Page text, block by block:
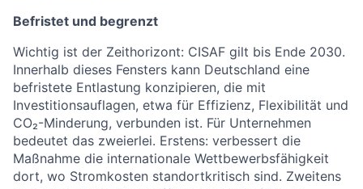
Befristet und begrenzt
Wichtig ist der Zeithorizont: CISAF gilt bis Ende 2030.
Innerhalb dieses Fensters kann Deutschland eine
befristete Entlastung konzipieren, die mit
Investitionsauflagen, etwa für Effizienz, Flexibilität und
CO₂-Minderung, verbunden ist. Für Unternehmen
bedeutet das zweierlei. Erstens: verbessert die
Maßnahme die internationale Wettbewerbsfähigkeit
dort, wo Stromkosten standortkritisch sind. Zweitens